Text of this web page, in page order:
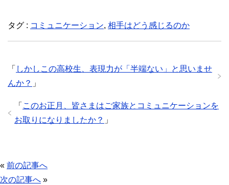
タグ : コミュニケーション, 相手はどう感じるのか
「 しかしこの高校生、表現力が「半端ない」と思いませ
んか？ 」
「 このお正月、皆さまはご家族とコミュニケーションを
お取りになりましたか？ 」
« 前の記事へ
次の記事へ »